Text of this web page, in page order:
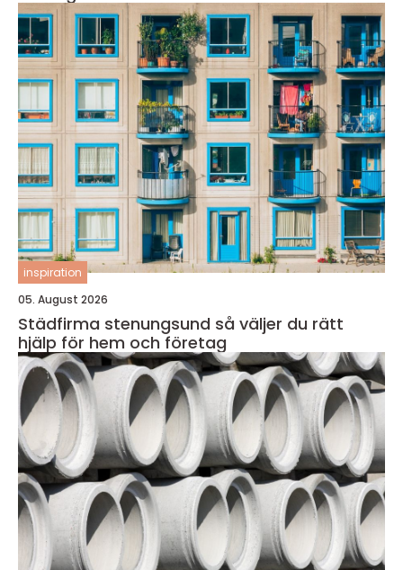
inspiration
05. August 2026
Städfirma stenungsund så väljer du rätt
hjälp för hem och företag